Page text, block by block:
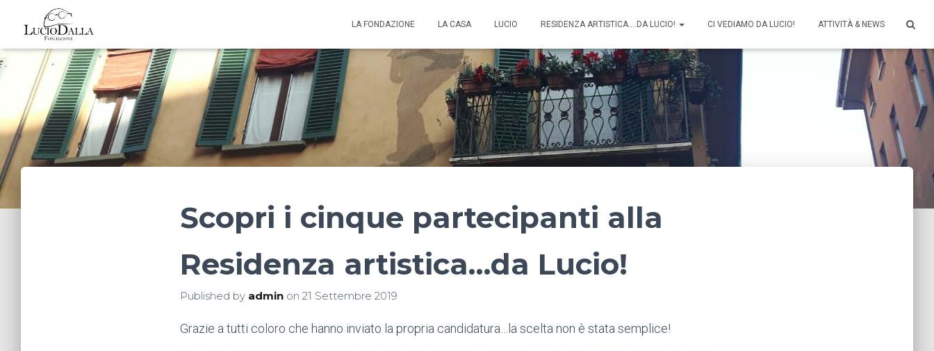
LA FONDAZIONE LA CASA LUCIO RESIDENZA ARTISTICA….DA LUCIO! CI VEDIAMO DA LUCIO! ATTIVITÀ & NEWS
Scopri i cinque partecipanti alla
Residenza artistica…da Lucio!
Published by admin on 21 Settembre 2019
Grazie a tutti coloro che hanno inviato la propria candidatura…la scelta non è stata semplice!